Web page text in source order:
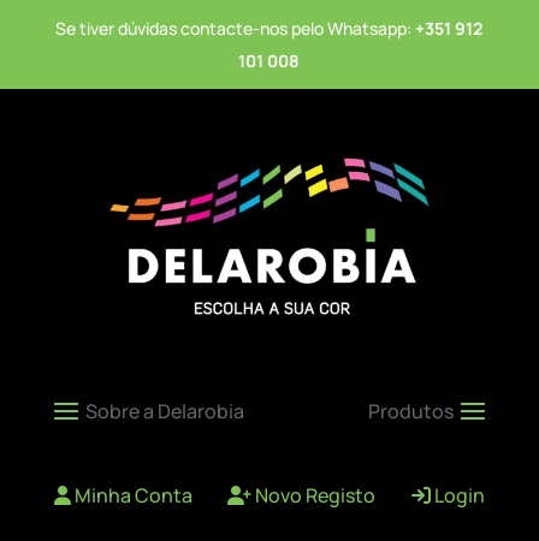
Se tiver dúvidas contacte-nos pelo Whatsapp: +351 912
101 008
Minha Conta Novo Registo Login